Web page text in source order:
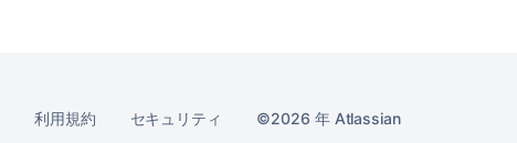
利用規約 セキュリティ 2026 年Atlassian